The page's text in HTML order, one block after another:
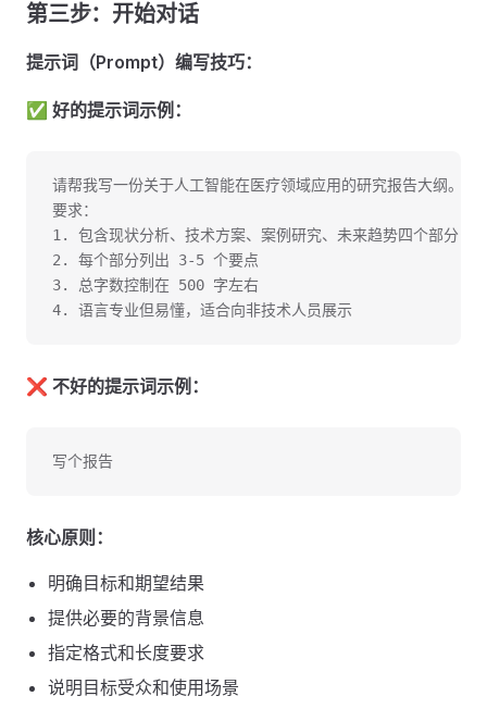
第三步：开始对话
提示词（Prompt）编写技巧：
✅ 好的提示词示例：
请帮我写一份关于人工智能在医疗领域应用的研究报告大纲。
要求：
1. 包含现状分析、技术方案、案例研究、未来趋势四个部分
2. 每个部分列出 3-5 个要点
3. 总字数控制在 500 字左右
4. 语言专业但易懂，适合向非技术人员展示
❌ 不好的提示词示例：
写个报告
核心原则：
明确目标和期望结果
提供必要的背景信息
指定格式和长度要求
说明目标受众和使用场景